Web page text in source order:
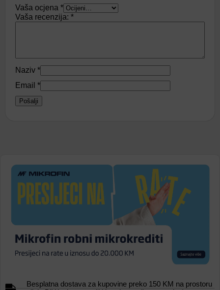
Vaša ocjena *
Vaša recenzija: *
Naziv *
Email *
Besplatna dostava za kupovine preko 150 KM na prostoru